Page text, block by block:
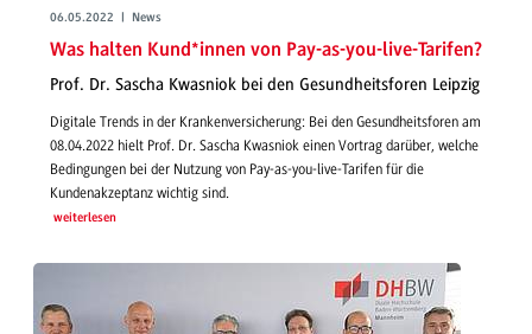
06.05.2022 | News
Was halten Kund*innen von Pay-as-you-live-Tarifen?
Prof. Dr. Sascha Kwasniok bei den Gesundheitsforen Leipzig
Digitale Trends in der Krankenversicherung: Bei den Gesundheitsforen am
08.04.2022 hielt Prof. Dr. Sascha Kwasniok einen Vortrag darüber, welche
Bedingungen bei der Nutzung von Pay-as-you-live-Tarifen für die
Kundenakzeptanz wichtig sind.
weiterlesen